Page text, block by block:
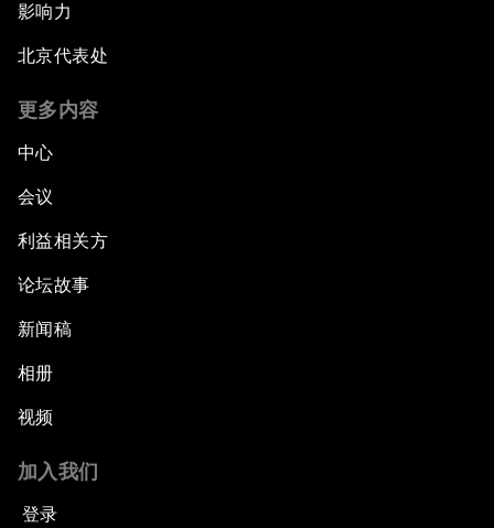
影响力
北京代表处
更多内容
中心
会议
利益相关方
论坛故事
新闻稿
相册
视频
加入我们
登录